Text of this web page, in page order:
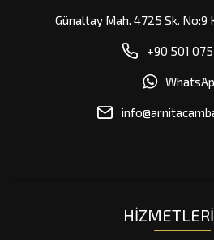
Günaltay Mah. 4725 Sk.
+90 501 075